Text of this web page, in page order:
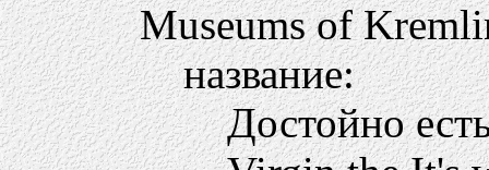
Museums of
название:
Достойно